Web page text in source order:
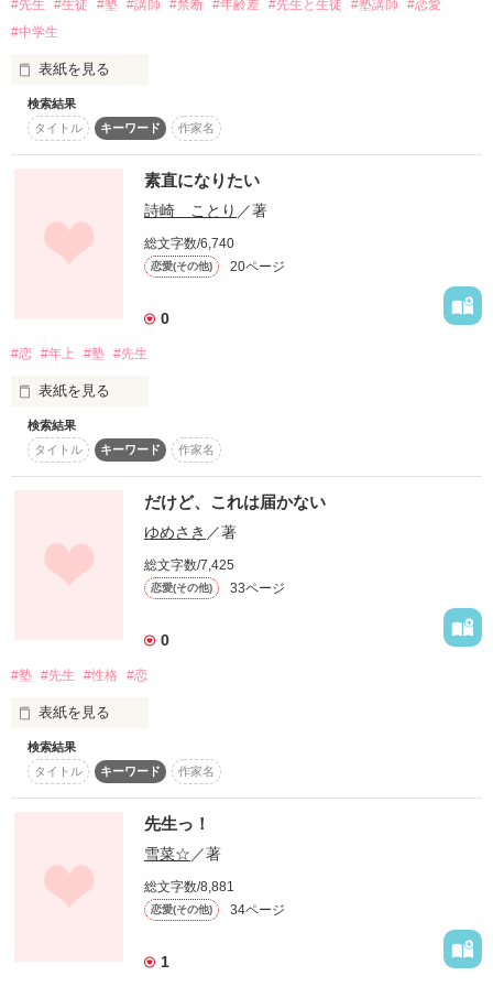
〈今日はのんびり…〉の内容を少し変更致しました。すみませ
ん。゜゜(´□｀。)°゜。
支障はあまりありませんが後から少しおかしいと思われる部分
があると思うのですみませんが見れる方は見ておいて下さい(
"・ω・゛)
作品を読む
#先生 #生徒 #塾 #講師 #禁断 #年齢差 #先生と生徒 #塾講師
#恋愛
#中学生
表紙を見る
バイクを見ると、
振り向いてしまいます。
先生・・・
大好きです。
おバカな生徒×塾の先生
先生が大好きなの。
＊＊＊＊＊＊＊＊＊＊＊＊＊＊＊＊＊＊
この物語は、実話をもとにした、フィクションです。
検索結果
タイトル
キーワード 作家名
素直になりたい
詩崎 ことり ／著
総文字数/6,740
恋愛(その他) 20ページ
0
#恋 #年上 #塾 #先生
表紙を見る
"素直になりたい"
心ではそう思ってるけど、不器用で言葉にできない瑠夏。
そんな瑠夏が恋した相手は大学生?
検索結果
タイトル
キーワード 作家名
だけど、これは届かない
ゆめさき ／著
総文字数/7,425
恋愛(その他) 33ページ
0
#塾 #先生 #性格 #恋
表紙を見る
届くわけないんだ
わたしの想いなんて
何よりも大きいけど
世界の中ではきっと
ちっぽけなものだから
検索結果
タイトル
キーワード 作家名
先生っ！
雪菜☆ ／著
総文字数/8,881
恋愛(その他) 34ページ
1